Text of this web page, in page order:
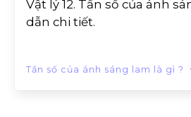
Vật lý 12. Tần số của ánh
dẫn chi tiết.
Tần số của ánh sáng lam là gì ?